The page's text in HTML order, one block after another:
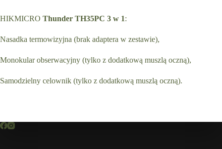
HIKMICRO Thunder TH35PC 3 w 1:
Nasadka termowizyjna (brak adaptera w zestawie),
Monokular obserwacyjny (tylko z dodatkową muszlą oczną),
Samodzielny celownik (tylko z dodatkową muszlą oczną).